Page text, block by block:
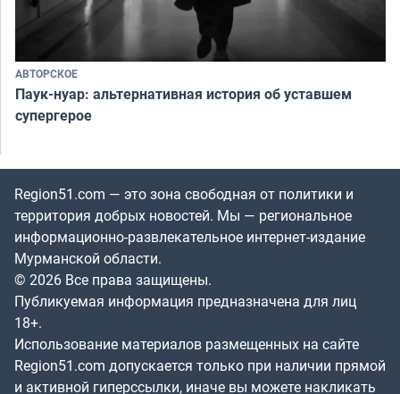
АВТОРСКОЕ
Паук-нуар: альтернативная история об уставшем
супергерое
Region51.com — это зона свободная от политики и
территория добрых новостей. Мы — региональное
информационно-развлекательное интернет-издание
Мурманской области.
© 2026 Все права защищены.
Публикуемая информация предназначена для лиц
18+.
Использование материалов размещенных на сайте
Region51.com допускается только при наличии прямой
и активной гиперссылки, иначе вы можете накликать